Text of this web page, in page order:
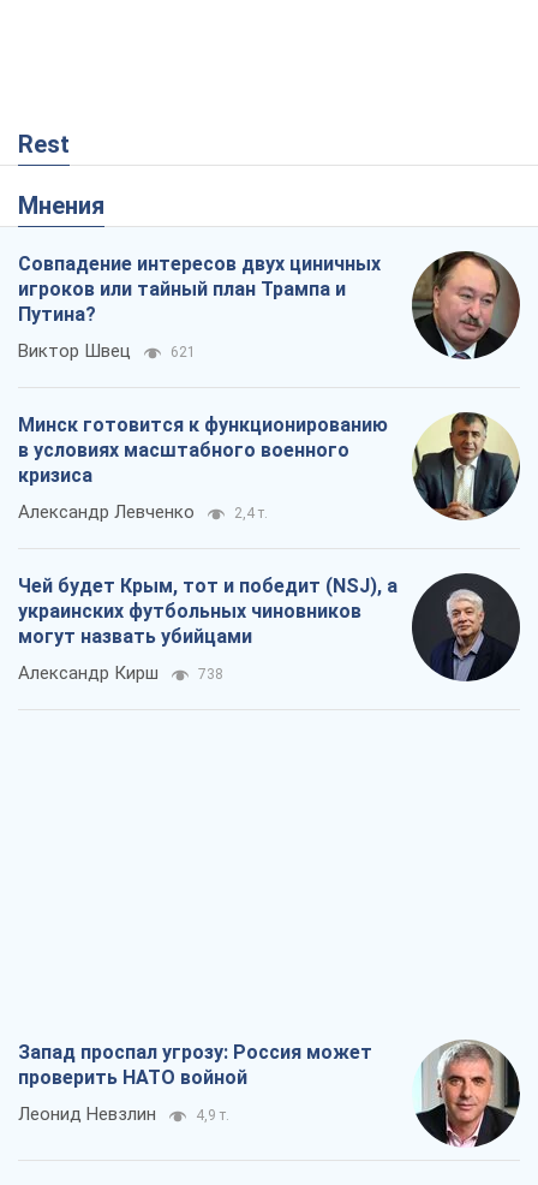
Rest
Мнения
Совпадение интересов двух циничных
игроков или тайный план Трампа и
Путина?
Виктор Швец 621
Минск готовится к функционированию
в условиях масштабного военного
кризиса
Александр Левченко 2,4 т.
Чей будет Крым, тот и победит (NSJ), а
украинских футбольных чиновников
могут назвать убийцами
Александр Кирш 738
Запад проспал угрозу: Россия может
проверить НАТО войной
Леонид Невзлин 4,9 т.